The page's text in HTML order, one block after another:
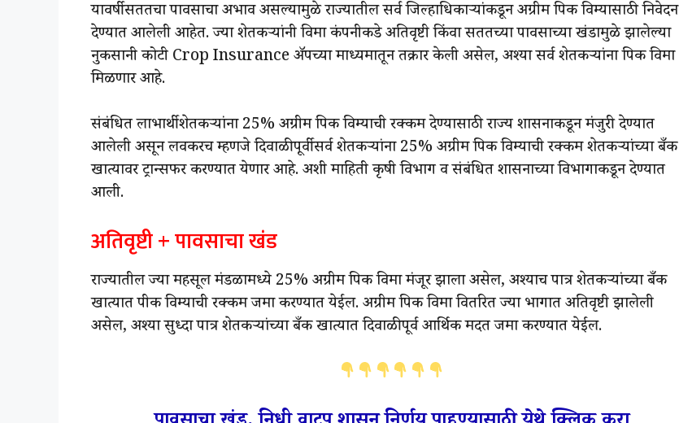
यावर्षी सततचा पावसाचा अभाव असल्यामुळे राज्यातील सर्व जिल्हाधिकाऱ्यांकडून अग्रीम पिक विम्यासाठी निवेदन
देण्यात आलेली आहेत. ज्या शेतकऱ्यांनी विमा कंपनीकडे अतिवृष्टी किंवा सततच्या पावसाच्या खंडामुळे झालेल्या
नुकसानी कोटी Crop Insurance ॲपच्या माध्यमातून तक्रार केली असेल, अश्या सर्व शेतकऱ्यांना पिक विमा
मिळणार आहे.
संबंधित लाभार्थी शेतकऱ्यांना 25% अग्रीम पिक विम्याची रक्कम देण्यासाठी राज्य शासनाकडून मंजुरी देण्यात
आलेली असून लवकरच म्हणजे दिवाळीपूर्वी सर्व शेतकऱ्यांना 25% अग्रीम पिक विम्याची रक्कम शेतकऱ्यांच्या बँक
खात्यावर ट्रान्सफर करण्यात येणार आहे. अशी माहिती कृषी विभाग व संबंधित शासनाच्या विभागाकडून देण्यात
आली.
अतिवृष्टी + पावसाचा खंड
राज्यातील ज्या महसूल मंडळामध्ये 25% अग्रीम पिक विमा मंजूर झाला असेल, अश्याच पात्र शेतकऱ्यांच्या बँक
खात्यात पीक विम्याची रक्कम जमा करण्यात येईल. अग्रीम पिक विमा वितरित ज्या भागात अतिवृष्टी झालेली
असेल, अश्या सुध्दा पात्र शेतकऱ्यांच्या बँक खात्यात दिवाळीपूर्व आर्थिक मदत जमा करण्यात येईल.